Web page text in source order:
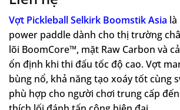
Vợt Pickleball Selkirk Boomstik Asia là
power paddle dành cho thị trường
lõi BoomCore™, mặt Raw Carbon và
ổn định khi thi đấu tốc độ cao. Vợt
bùng nổ, khả năng tạo xoáy tốt cùng
phù hợp cho người chơi trung cấp